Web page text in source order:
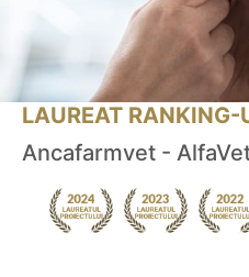
LAUREAT RANKING-
Ancafarmvet -